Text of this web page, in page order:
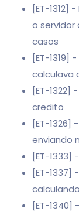
[ET-
o servidor
casos
[ET-1319]
calculava
[ET-
credito
[ET-
enviando
[ET-1333]
[ET-1337]
[ET-